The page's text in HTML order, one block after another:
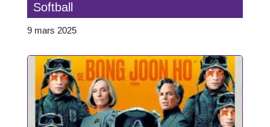
Softball
9 mars 2025